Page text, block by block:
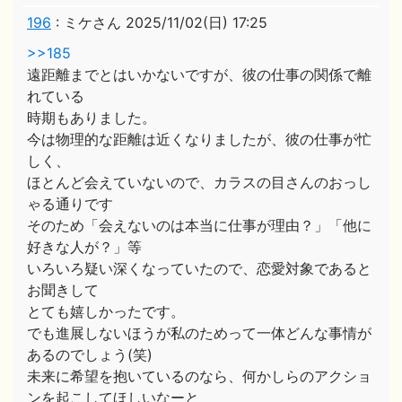
196 : ミケさん 2025/11/02(日) 17:25
>>185
遠距離までとはいかないですが、彼の仕事の関係で離
れている
時期もありました。
今は物理的な距離は近くなりましたが、彼の仕事が忙
しく、
ほとんど会えていないので、カラスの目さんのおっし
ゃる通りです
そのため「会えないのは本当に仕事が理由？」「他に
好きな人が？」等
いろいろ疑い深くなっていたので、恋愛対象であると
お聞きして
とても嬉しかったです。
でも進展しないほうが私のためって一体どんな事情が
あるのでしょう(笑)
未来に希望を抱いているのなら、何かしらのアクショ
ンを起こしてほしいなーと